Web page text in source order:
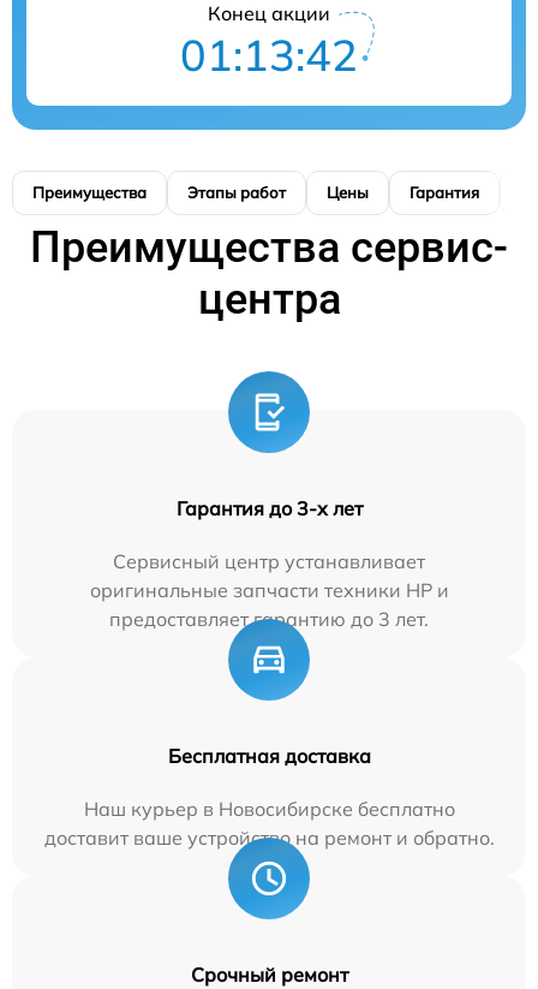
Конец акции
01:13:41
Преимущества Этапы работ Цены Гарантия
Преимущества сервис-
центра
Гарантия до 3-х лет
Сервисный центр устанавливает
оригинальные запчасти техники HP и
предоставляет гарантию до 3 лет.
Бесплатная доставка
Наш курьер в Новосибирске бесплатно
доставит ваше устройство на ремонт и обратно.
Срочный ремонт